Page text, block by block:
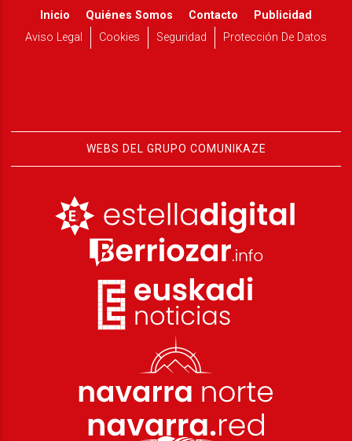
Inicio Quiénes Somos Contacto
Publicidad
Aviso Legal
Cookies Seguridad Protección De Datos
WEBS DEL GRUPO COMUNIKAZE